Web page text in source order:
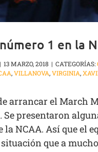
1 en la
| 13 MARZO, 2018 | CATEGORÍAS:
,VILLANOVA,VIRGINIA,
arrancar el March
presentaron
la NCAA. Así que el
que a